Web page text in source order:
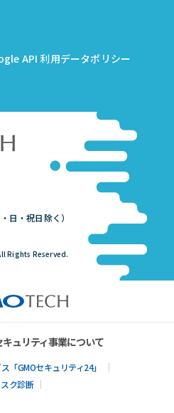
日・祝日除く）
API 利用データポリシー
Rights Reserved.
ュリティ事業について
「GMOセキュリティ24」
ク診断